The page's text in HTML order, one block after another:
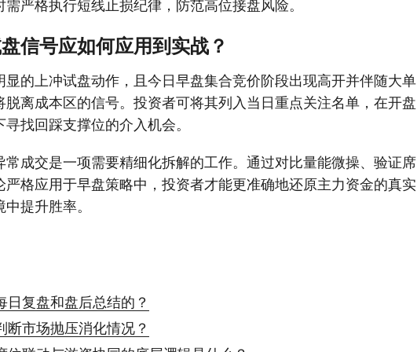
严格执行短线止损纪律，防范高位接盘风险。
信号应如何应用到实战？
显的上冲试盘动作，且今日早盘集合竞价阶段出现高开并伴随大单
离成本区的信号。投资者可将其列入当日重点关注名单，在开盘
找回踩支撑位的介入机会。
常成交是一项需要精细化拆解的工作。通过对比量能微操、验证席
格应用于早盘策略中，投资者才能更准确地还原主力资金的真实
提升胜率。
复盘和盘后总结的？
市场抛压消化情况？